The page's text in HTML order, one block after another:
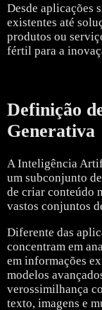
Desde aplicações
existentes até
produtos ou
fértil para a
Definição
Generativa
A Inteligência
um subconjunto
de criar conteúdo
vastos conjuntos
Diferente das
concentram em
em informações
modelos
verossimilhança
texto, imagens e